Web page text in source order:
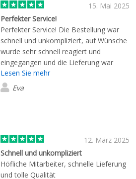
15. Mai 2025
Perfekter Service!
Perfekter Service! Die Bestellung war
schnell und unkompliziert, auf Wünsche
wurde sehr schnell reagiert und
eingegangen und die Lieferung war
extrem schnell. Gerne wieder!
Lesen Sie mehr
Eva
12. März 2025
Schnell und unkompliziert
Höfliche Mitarbeiter, schnelle Lieferung
und tolle Qualität